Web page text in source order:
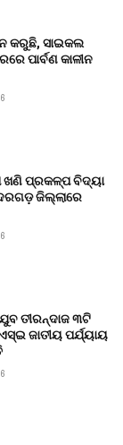
କରୁଛି, ସାଇକଲ
ପାର୍ବଣ କାଳୀନ
ଖଣି ପ୍ରକଳ୍ପ ବିଦ୍ୟା
ଜିଲ୍ଲାରେ
ତୀରନ୍ଦାଜ ୩ଟି
ଜାତୀୟ ପର୍ଯ୍ୟାୟ